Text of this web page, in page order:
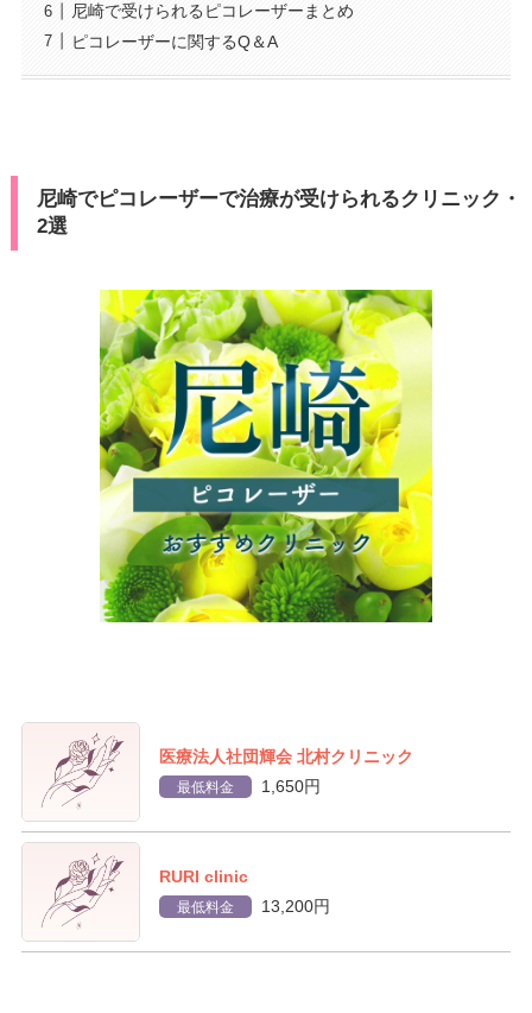
尼崎で受けられるピコレーザーまとめ
ピコレーザーに関するQ＆A
尼崎でピコレーザーで治療が受けられるクリニック・
2選
医療法人社団輝会 北村クリニック
最低料金 1,650円
RURI clinic
最低料金 13,200円